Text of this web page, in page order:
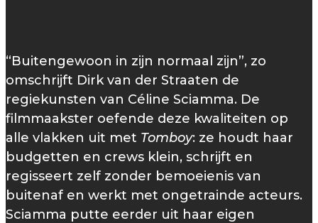
“Buitengewoon in zijn normaal zijn”, zo
omschrijft Dirk van der Straaten de
regiekunsten van Céline Sciamma. De
filmmaakster oefende deze kwaliteiten op
alle vlakken uit met Tomboy: ze houdt haar
budgetten en crews klein, schrijft en
regisseert zelf zonder bemoeienis van
buitenaf en werkt met ongetrainde acteurs.
Sciamma putte eerder uit haar eigen